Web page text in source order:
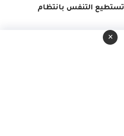
التنفس بانتظام
تجده !..
×